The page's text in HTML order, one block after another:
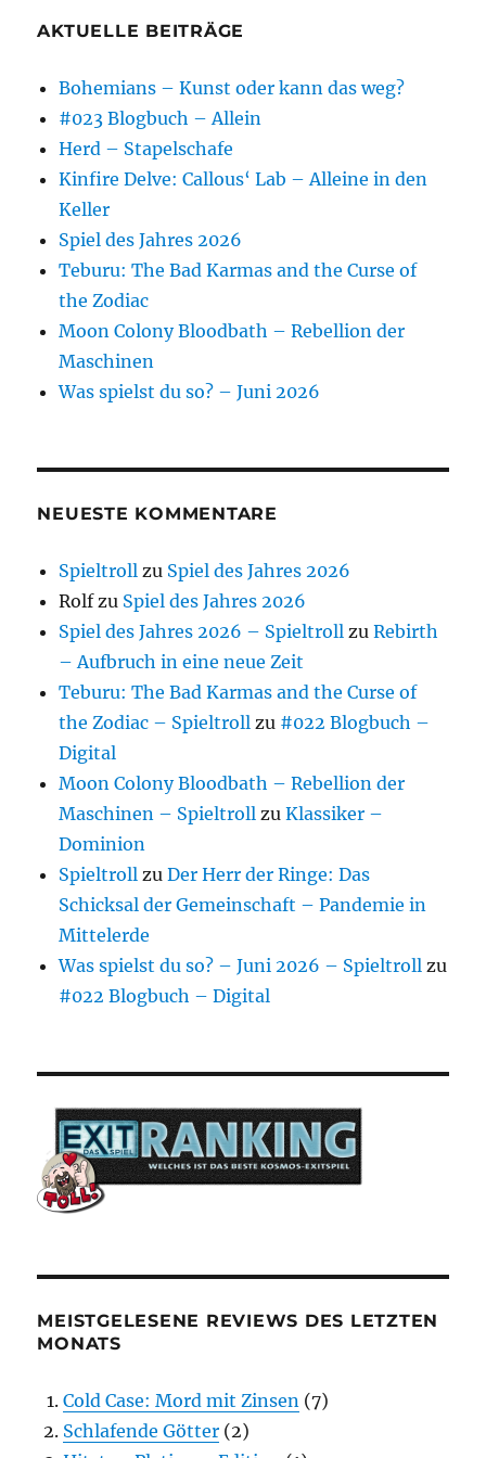
AKTUELLE BEITRÄGE
Bohemians – Kunst oder kann das weg?
#023 Blogbuch – Allein
Herd – Stapelschafe
Kinfire Delve: Callous‘ Lab – Alleine in den
Keller
Spiel des Jahres 2026
Teburu: The Bad Karmas and the Curse of
the Zodiac
Moon Colony Bloodbath – Rebellion der
Maschinen
Was spielst du so? – Juni 2026
NEUESTE KOMMENTARE
Spieltroll zu Spiel des Jahres 2026
Rolfzu Spiel des Jahres 2026
Spiel des Jahres 2026 – Spieltroll zuRebirth
– Aufbruch in eine neue Zeit
Teburu: The Bad Karmas and the Curse of
the Zodiac – Spieltroll zu #022 Blogbuch –
Digital
Moon Colony Bloodbath – Rebellion der
Maschinen – Spieltroll zuKlassiker –
Dominion
Spieltroll zuDer Herr der Ringe: Das
Schicksal der Gemeinschaft – Pandemie in
Mittelerde
Was spielst du so? – Juni 2026 – Spieltroll zu
#022 Blogbuch – Digital
MEISTGELESENE REVIEWS DES LETZTEN
MONATS
Cold Case: Mord mit Zinsen (7)
Schlafende Götter (2)